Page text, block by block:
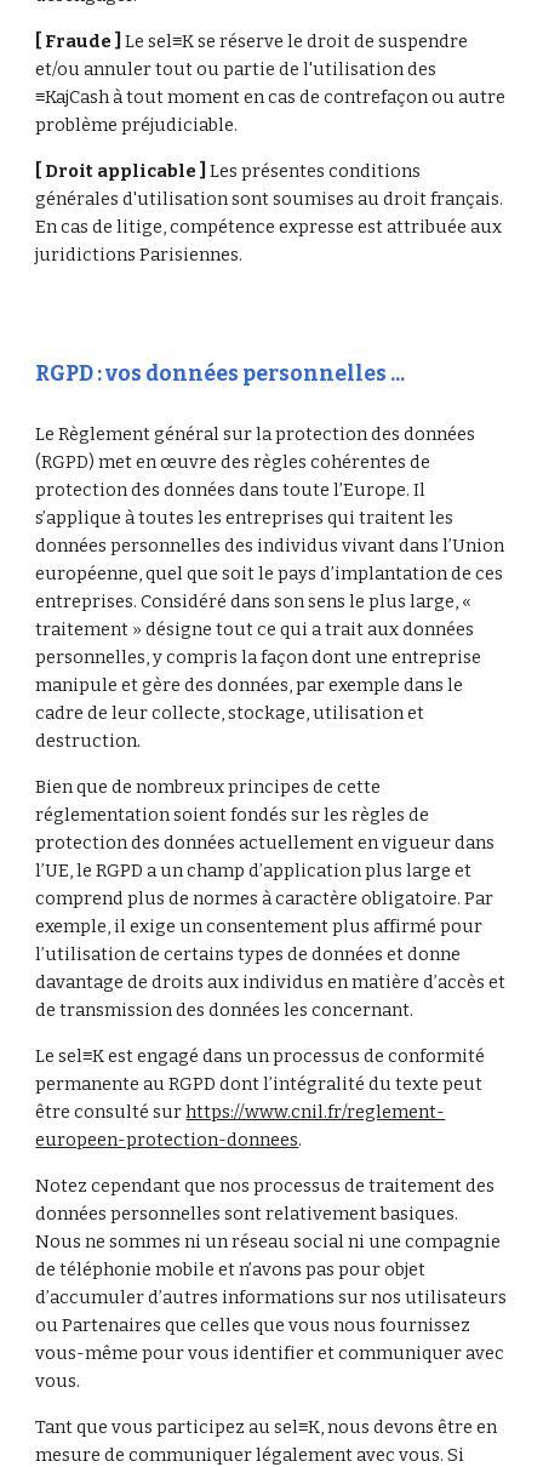
[ Fraude ] Le sel≡K se réserve le droit de suspendre
et/ou annuler tout ou partie de l'utilisation des
≡KajCash à tout moment en cas de contrefaçon ou autre
problème préjudiciable.
[ Droit applicable ] Les présentes conditions
générales d'utilisation sont soumises au droit français.
En cas de litige, compétence expresse est attribuée aux
juridictions Parisiennes.
RGPD : vos données personnelles ...
Le Règlement général sur la protection des données
(RGPD) met en œuvre des règles cohérentes de
protection des données dans toute l’Europe. Il
s’applique à toutes les entreprises qui traitent les
données personnelles des individus vivant dans l’Union
européenne, quel que soit le pays d’implantation de ces
entreprises. Considéré dans son sens le plus large, «
traitement » désigne tout ce qui a trait aux données
personnelles, y compris la façon dont une entreprise
manipule et gère des données, par exemple dans le
cadre de leur collecte, stockage, utilisation et
destruction.
Bien que de nombreux principes de cette
réglementation soient fondés sur les règles de
protection des données actuellement en vigueur dans
l’UE, le RGPD a un champ d’application plus large et
comprend plus de normes à caractère obligatoire. Par
exemple, il exige un consentement plus affirmé pour
l’utilisation de certains types de données et donne
davantage de droits aux individus en matière d’accès et
de transmission des données les concernant.
Le sel≡K est engagé dans un processus de conformité
permanente au RGPD dont l’intégralité du texte peut
être consulté sur https://www.cnil.fr/reglement-
europeen-protection-donnees.
Notez cependant que nos processus de traitement des
données personnelles sont relativement basiques.
Nous ne sommes ni un réseau social ni une compagnie
de téléphonie mobile et n’avons pas pour objet
d’accumuler d’autres informations sur nos utilisateurs
ou Partenaires que celles que vous nous fournissez
vous-même pour vous identifier et communiquer avec
vous.
Tant que vous participez au sel≡K, nous devons être en
mesure de communiquer légalement avec vous. Si